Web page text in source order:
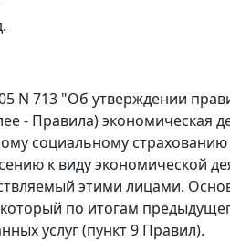
N 713 "Об утверждении
- Правила) экономическая
социальному страхованию
к виду экономической
этими лицами.
по итогам
услуг (пункт 9 Правил).